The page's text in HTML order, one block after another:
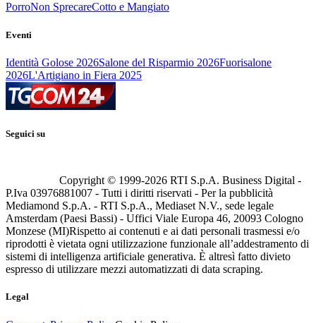
PorroNon SprecareCotto e Mangiato
Eventi
Identità Golose 2026Salone del Risparmio 2026Fuorisalone
2026L'Artigiano in Fiera 2025
Seguici su
Copyright © 1999-2026 RTI S.p.A. Business Digital -
P.Iva 03976881007 - Tutti i diritti riservati - Per la pubblicità
Mediamond S.p.A. - RTI S.p.A., Mediaset N.V., sede legale
Amsterdam (Paesi Bassi) - Uffici Viale Europa 46, 20093 Cologno
Monzese (MI)Rispetto ai contenuti e ai dati personali trasmessi e/o
riprodotti è vietata ogni utilizzazione funzionale all’addestramento di
sistemi di intelligenza artificiale generativa. È altresì fatto divieto
espresso di utilizzare mezzi automatizzati di data scraping.
Legal